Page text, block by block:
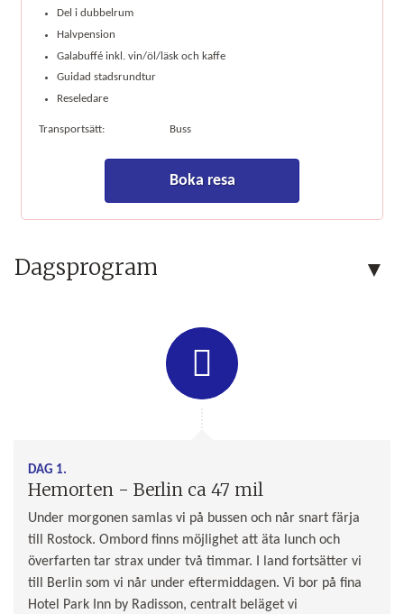
Del i dubbelrum
Halvpension
Galabuffé inkl. vin/öl/läsk och kaffe
Guidad stadsrundtur
Reseledare
Transportsätt: Buss
Boka resa
Dagsprogram
DAG 1.
Hemorten - Berlin ca 47 mil
Under morgonen samlas vi på bussen och når snart färja
till Rostock. Ombord finns möjlighet att äta lunch och
överfarten tar strax under två timmar. I land fortsätter vi
till Berlin som vi når under eftermiddagen. Vi bor på fina
Hotel Park Inn by Radisson, centralt beläget vi